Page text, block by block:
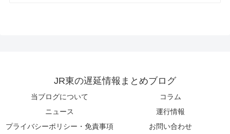
JR東の遅延情報まとめブログ
当ブログについて
コラム
ニュース
運行情報
プライバシーポリシー・免責事項
お問い合わせ